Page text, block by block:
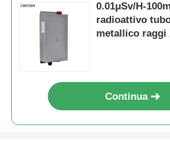
Detettore di PM2,5
Sensore di particolato
Dispositivo di monitoraggio della
0.01μSv/H-
radioattivo
metallico raggi
Continua